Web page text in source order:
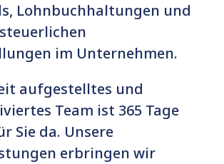
Lohnbuchhaltungen und
im Unternehmen.
aufgestelltes und
Team ist 365 Tage
Sie da. Unsere
erbringen wir